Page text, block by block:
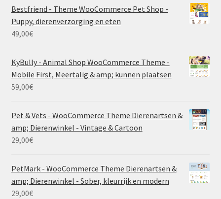
Bestfriend - Theme WooCommerce Pet Shop -
Puppy, dierenverzorging en eten
49,00€
KyBully - Animal Shop WooCommerce Theme -
Mobile First, Meertalig & amp; kunnen plaatsen
59,00€
Pet & Vets - WooCommerce Theme Dierenartsen &
amp; Dierenwinkel - Vintage & Cartoon
29,00€
PetMark - WooCommerce Theme Dierenartsen &
amp; Dierenwinkel - Sober, kleurrijk en modern
29,00€